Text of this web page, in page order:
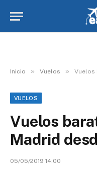
Inicio » Vuelos » Vuelos
VUELOS
Vuelos
Madrid
05/05/2019 14:00